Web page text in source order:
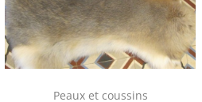
Peaux et coussins